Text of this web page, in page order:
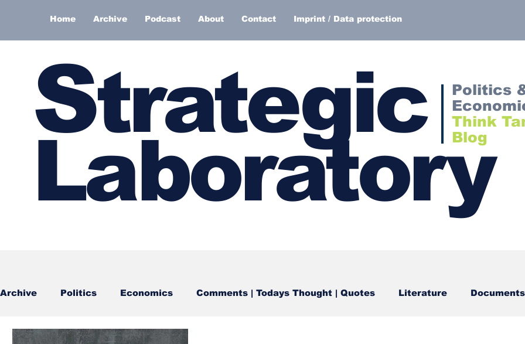
Home Archive Podcast About Contact Imprint / Data protection
Strategic
Laboratory
Politics
Think
Blog
Archive Politics Economics Comments | Todays Thought | Quotes Literature Documents